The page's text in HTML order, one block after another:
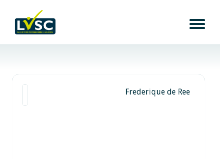
Frederique de Ree